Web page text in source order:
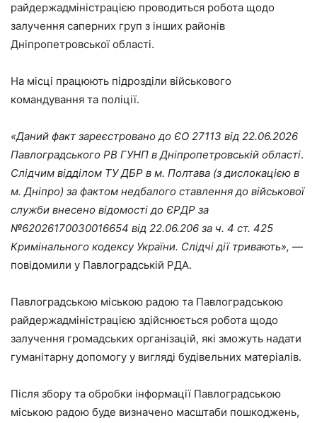
райдержадміністрацією проводиться робота щодо
залучення саперних груп з інших районів
Дніпропетровської області.
На місці працюють підрозділи військового
командування та поліції.
«Даний факт зареєстровано до ЄО 27113 від 22.06.2026
Павлоградського РВ ГУНП в Дніпропетровській області.
Слідчим відділом ТУ ДБР в м. Полтава (з дислокацією в
м. Дніпро) за фактом недбалого ставлення до військової
служби внесено відомості до ЄРДР за
№62026170030016654 від 22.06.206 за ч. 4 ст. 425
Кримінального кодексу України. Слідчі дії тривають», —
повідомили у Павлоградській РДА.
Павлоградською міською радою та Павлоградською
райдержадміністрацією здійснюється робота щодо
залучення громадських організацій, які зможуть надати
гуманітарну допомогу у вигляді будівельних матеріалів.
Після збору та обробки інформації Павлоградською
міською радою буде визначено масштаби пошкоджень,